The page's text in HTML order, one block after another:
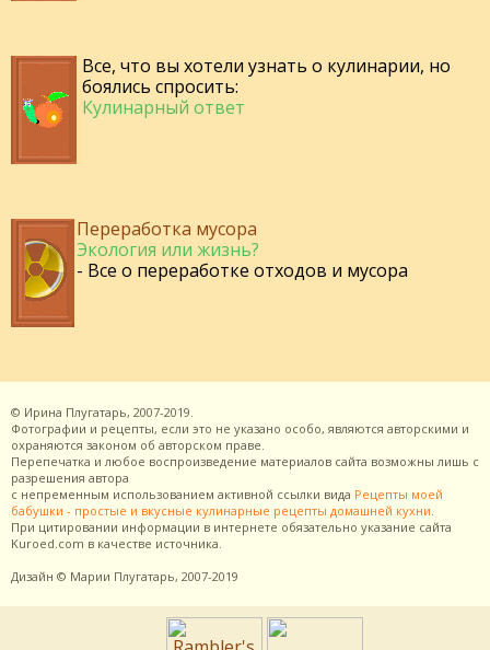
Все, что вы хотели узнать о кулинарии, но
боялись спросить:
Кулинарный ответ
Переработка мусора
Экология или жизнь?
- Все о переработке отходов и мусора
© Ирина Плугатарь, 2007-2019.
Фотографии и рецепты, если это не указано особо, являются авторскими и
охраняются законом об авторском праве.
Перепечатка и любое воспроизведение материалов сайта возможны лишь с
разрешения автора
с непременным использованием активной ссылки вида Рецепты моей
бабушки - простые и вкусные кулинарные рецепты домашней кухни.
При цитировании информации в интернете обязательно указание сайта
Kuroed.com в качестве источника.
Дизайн © Марии Плугатарь, 2007-2019